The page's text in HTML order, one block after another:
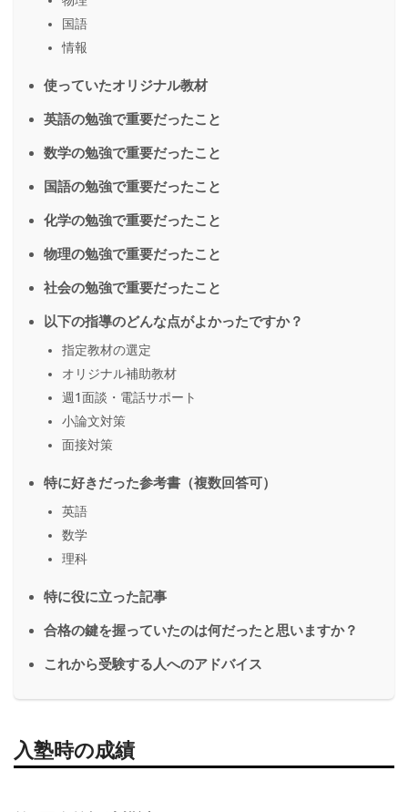
国語
情報
使っていたオリジナル教材
英語の勉強で重要だったこと
数学の勉強で重要だったこと
国語の勉強で重要だったこと
化学の勉強で重要だったこと
物理の勉強で重要だったこと
社会の勉強で重要だったこと
以下の指導のどんな点がよかったですか？
指定教材の選定
オリジナル補助教材
週1面談・電話サポート
小論文対策
面接対策
特に好きだった参考書（複数回答可）
英語
数学
理科
特に役に立った記事
合格の鍵を握っていたのは何だったと思いますか？
これから受験する人へのアドバイス
入塾時の成績